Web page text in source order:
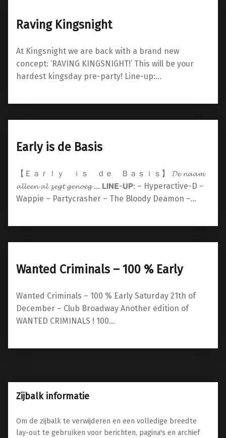
Raving Kingsnight
At Kingsnight we are back with a brand new
concept: ‘RAVING KINGSNIGHT!’ This will be your
hardest kingsday pre-party! Line-up:…
Early is de Basis
【 Ｅａｒｌｙ ｉｓ ｄｅ Ｂａｓｉｓ】 𝓓𝓮 𝓷𝓪𝓪𝓶
𝓪𝓵𝓵𝓮𝓮𝓷 𝓪𝓵 𝔃𝓮𝓰𝓽 𝓰𝓮𝓷𝓸𝓮𝓰 … 𝗟𝗜𝗡𝗘-𝗨𝗣: – Hyperactive-D –
Wappie – Partycrasher – The Bloody Deamon –…
Wanted Criminals – 100 % Early
Wanted Criminals – 100 % Early Saturday 21th of
December – Club Broadway Another edition of
WANTED CRIMINALS ! 100…
Zijbalk informatie
Om de zijbalk te verwijderen en een volledige breedte
lay-out te gebruiken voor berichten, pagina's en archief